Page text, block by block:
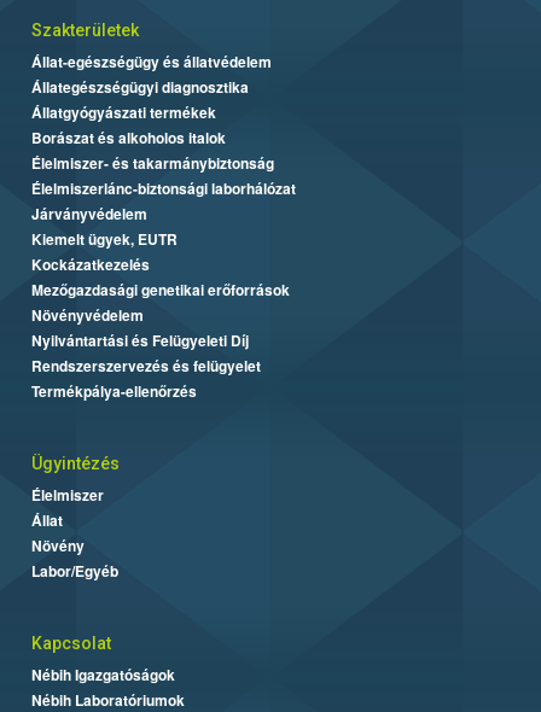
Szakterületek
Állat-egészségügy és állatvédelem
Állategészségügyi diagnosztika
Állatgyógyászati termékek
Borászat és alkoholos italok
Élelmiszer- és takarmánybiztonság
Élelmiszerlánc-biztonsági laborhálózat
Járványvédelem
Kiemelt ügyek, EUTR
Kockázatkezelés
Mezőgazdasági genetikai erőforrások
Növényvédelem
Nyilvántartási és Felügyeleti Díj
Rendszerszervezés és felügyelet
Termékpálya-ellenőrzés
Ügyintézés
Élelmiszer
Állat
Növény
Labor/Egyéb
Kapcsolat
Nébih Igazgatóságok
Nébih Laboratóriumok